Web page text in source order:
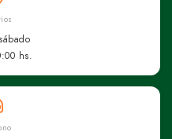
hs.